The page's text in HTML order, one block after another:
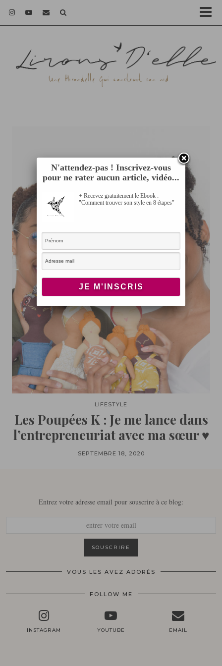
LIFESTYLE
Les Poupées K : Je me lance dans
l’entrepreneuriat avec ma sœur ♥
SEPTEMBRE 18, 2020
Entrez votre adresse email pour souscrire à ce blog:
VOUS LES AVEZ ADORÉS
FOLLOW ME
INSTAGRAM YOUTUBE EMAIL
N'attendez-pas ! Inscrivez-vous
pour ne rater aucun article, vidéo...
+ Recevez gratuitement le Ebook :
"Comment trouver son style en 8 étapes"